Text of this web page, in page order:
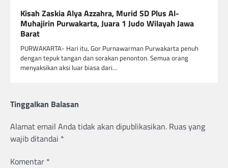
Kisah Zaskia Alya Azzahra, Murid SD Plus Al-
Muhajirin Purwakarta, Juara 1 Judo Wilayah Jawa
Barat
PURWAKARTA- Hari itu, Gor Purnawarman Purwakarta penuh
dengan tepuk tangan dan sorakan penonton. Semua orang
menyaksikan aksi luar biasa dari…
Tinggalkan Balasan
Alamat email Anda tidak akan dipublikasikan. Ruas yang
wajib ditandai *
Komentar *